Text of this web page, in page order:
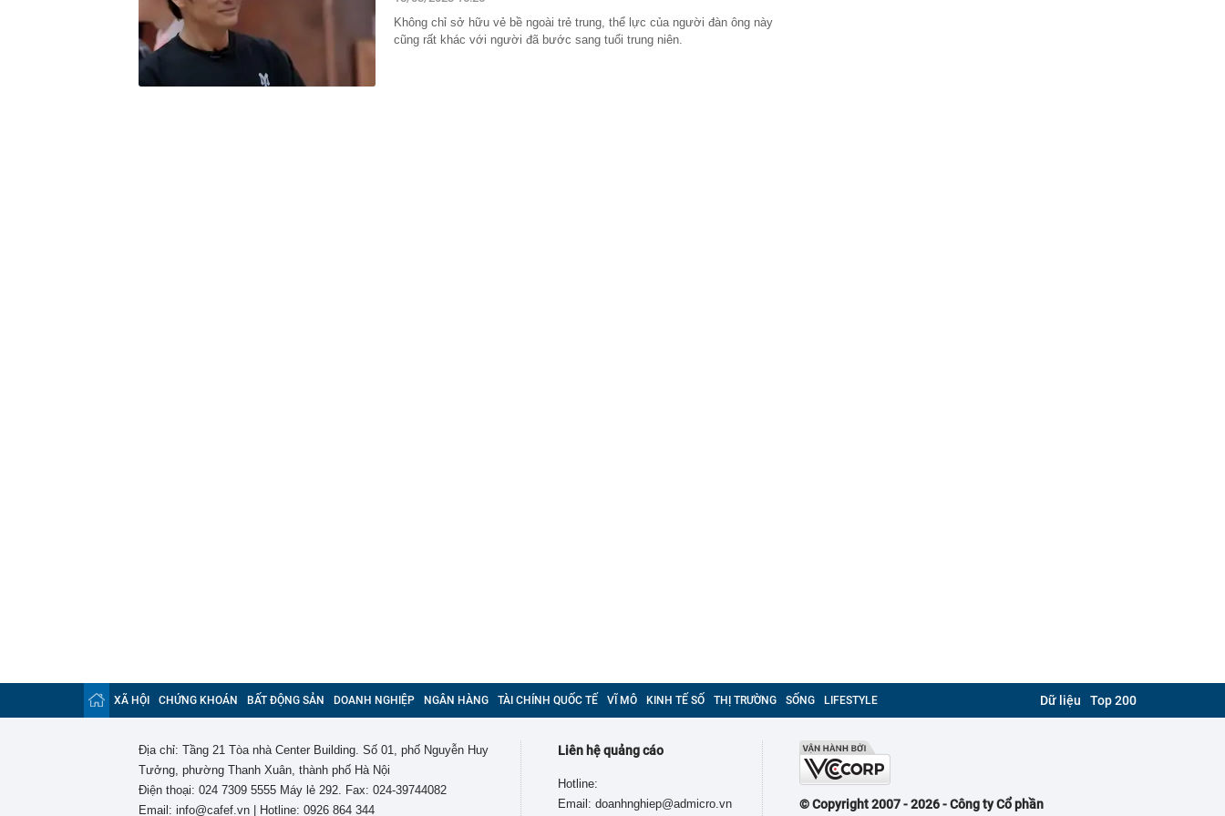
Một yếu tố ngoài bảng cân đối kế toán hé lộ giá trị của "trùm" giải trí
hàng đầu Việt Nam
12:04
Không chỉ sở hữu vẻ bề ngoài trẻ trung, thể lực của người đàn ông này
cũng rất khác với người đã bước sang tuổi trung niên.
XÃ HỘI CHỨNG KHOÁN BẤT ĐỘNG SẢN DOANH NGHIỆP NGÂN HÀNG TÀI CHÍNH QUỐC TẾ VĨ MÔ KINH TẾ SỐ THỊ TRƯỜNG SỐNG LIFESTYLE Dữ liệu Top 200
Địa chỉ: Tầng 21 Tòa nhà Center Building. Số 01, phố Nguyễn Huy
Tưởng, phường Thanh Xuân, thành phố Hà Nội
Điện thoại: 024 7309 5555 Máy lẻ 292. Fax: 024-39744082
Email: info@cafef.vn | Hotline: 0926 864 344
Liên hệ quảng cáo
Hotline:
Email: doanhnghiep@admicro.vn
© Copyright 2007 - 2026 - Công ty Cổ phần